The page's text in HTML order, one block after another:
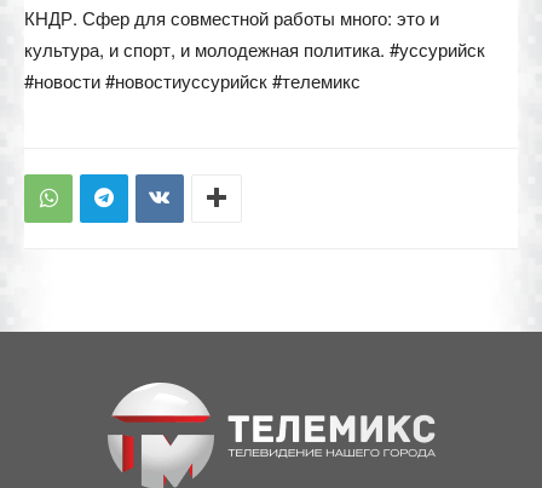
КНДР. Сфер для совместной работы много: это и
культура, и спорт, и молодежная политика. #уссурийск
#новости #новостиуссурийск #телемикс